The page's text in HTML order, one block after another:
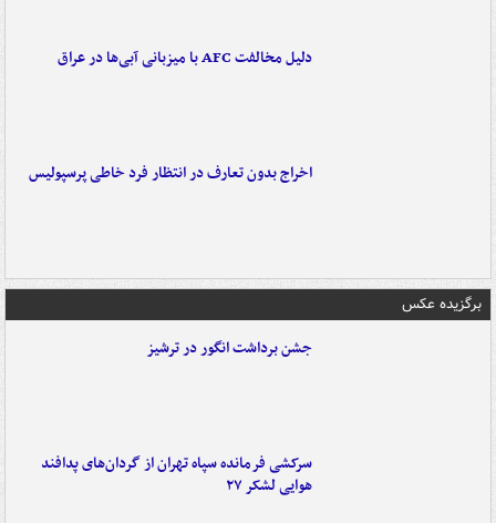
دلیل مخالفت AFC با میزبانی آبی‌ها در عراق
اخراج بدون تعارف در انتظار فرد خاطی پرسپولیس
برگزیده عکس
جشن برداشت انگور در ترشیز
سرکشی فرمانده سپاه تهران از گردان‌های پدافند
هوایی لشکر ۲۷